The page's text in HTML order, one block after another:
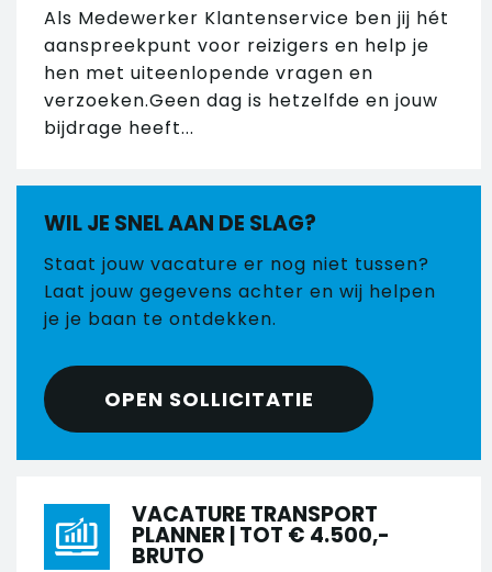
Als Medewerker Klantenservice ben jij hét
aanspreekpunt voor reizigers en help je
hen met uiteenlopende vragen en
verzoeken.Geen dag is hetzelfde en jouw
bijdrage heeft...
WIL JE SNEL AAN DE SLAG?
Staat jouw vacature er nog niet tussen?
Laat jouw gegevens achter en wij helpen
je je baan te ontdekken.
OPEN SOLLICITATIE
VACATURE TRANSPORT
PLANNER | TOT € 4.500,-
BRUTO